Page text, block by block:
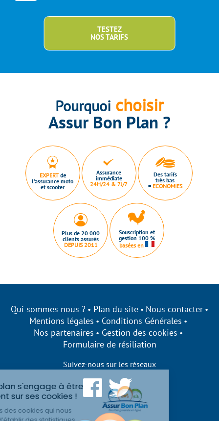
s'engage à être
sur ses cookies !
utilisons des cookies qui nous
TESTEZ
NOS TARIFS
Pourquoi choisir
Assur Bon Plan ?
EXPERTde
l’assurance moto
et scooter
Assurance
immédiate
24H/24 & 7J/7
Des tarifs
très bas
= ECONOMIES
Plus de 20 000
clients assurés
DEPUIS 2011
Souscription et
gestion 100 %
basées en
Qui sommes nous ? Plan du site
Nous contacter
Mentions légales
Conditions Générales
Nos partenaires
Gestion des cookies
Formulaire de résiliation
Suivez-nous sur les réseaux